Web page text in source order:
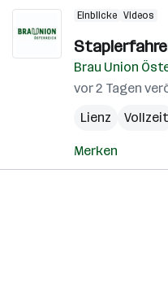
Einblicke Videos
Brau Union
vor 2 Tagen
Lienz
Vollzeit
Merken